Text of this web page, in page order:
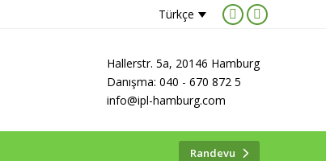
Türkçe
Facebook
opens
in
window
Instagram
opens
window
Hallerstr. 5a, 20146 Hamburg
Danışma: 040 - 670 872 5
info@ipl-hamburg.com
Randevu